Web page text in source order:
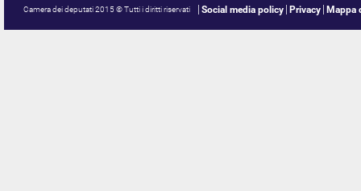
Camera dei deputati 2015 © Tutti i diritti riservati Social media policy Privacy Mappa